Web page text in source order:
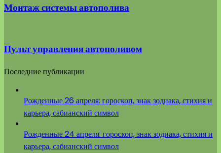
Монтаж системы автополива
Пульт управления автополивом
Последние публикации
Рожденные 26 апреля: гороскоп, знак зодиака, стихия и
карьера, сабианский символ
Рожденные 24 апреля: гороскоп, знак зодиака, стихия и
карьера, сабианский символ